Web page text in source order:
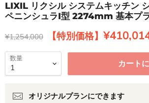
LIXIL リクシル システムキッチン
ペニンシュラI型 2274mm 基本プ
元の価格
¥1,254,000 現在の
数量 カート
オリジナルプランにできます